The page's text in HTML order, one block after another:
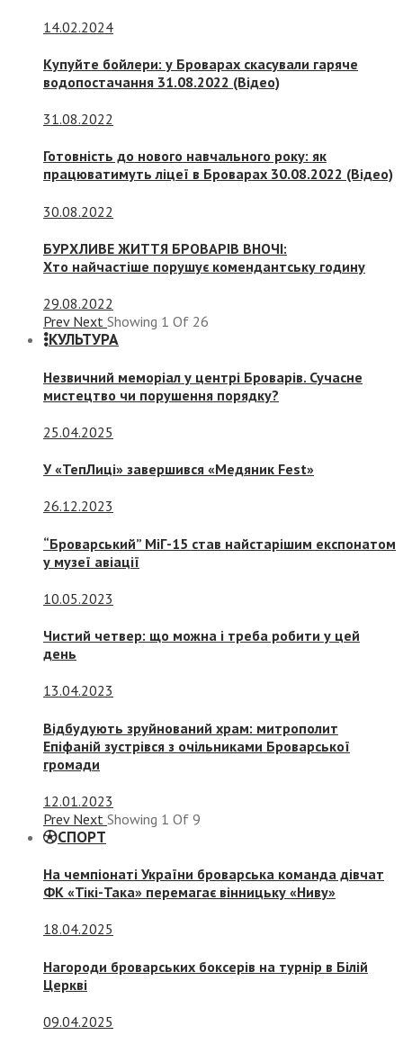
14.02.2024
Купуйте бойлери: у Броварах скасували гаряче
водопостачання 31.08.2022 (Відео)
31.08.2022
Готовність до нового навчального року: як
працюватимуть ліцеї в Броварах 30.08.2022 (Відео)
30.08.2022
БУРХЛИВЕ ЖИТТЯ БРОВАРІВ ВНОЧІ:
Хто найчастіше порушує комендантську годину
29.08.2022
Prev Next Showing 1 Of 26
КУЛЬТУРА
Незвичний меморіал у центрі Броварів. Сучасне
мистецтво чи порушення порядку?
25.04.2025
У «ТепЛиці» завершився «Медяник Fest»
26.12.2023
“Броварський” МіГ-15 став найстарішим експонатом
у музеї авіації
10.05.2023
Чистий четвер: що можна і треба робити у цей
день
13.04.2023
Відбудують зруйнований храм: митрополит
Епіфаній зустрівся з очільниками Броварської
громади
12.01.2023
Prev Next Showing 1 Of 9
СПОРТ
На чемпіонаті України броварська команда дівчат
ФК «Тікі-Така» перемагає вінницьку «Ниву»
18.04.2025
Нагороди броварських боксерів на турнір в Білій
Церкві
09.04.2025